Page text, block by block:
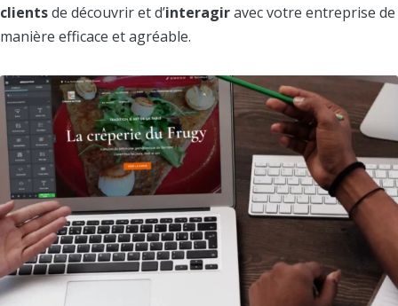
clientsde découvrir et d’interagiravec votre entreprise de
manière efficace et agréable.